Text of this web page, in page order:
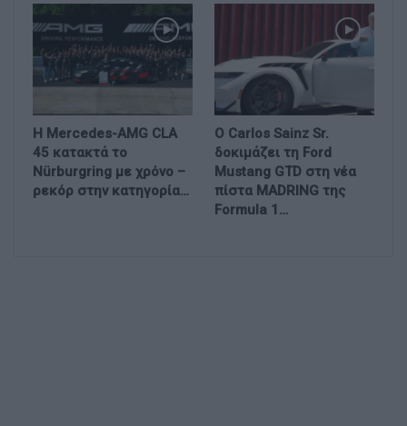
Η Mercedes-AMG CLA
45 κατακτά το
Nürburgring με χρόνο –
ρεκόρ στην κατηγορία…
Ο Carlos Sainz Sr.
δοκιμάζει τη Ford
Mustang GTD στη νέα
πίστα MADRING της
Formula 1…